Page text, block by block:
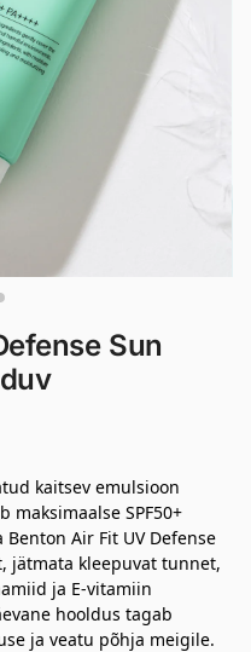
Sun
kaitsev emulsioon
SPF50+
Air Fit UV Defense
jätmata kleepuvat tunnet,
ja E-vitamiin
hooldus tagab
ja veatu põhja meigile.